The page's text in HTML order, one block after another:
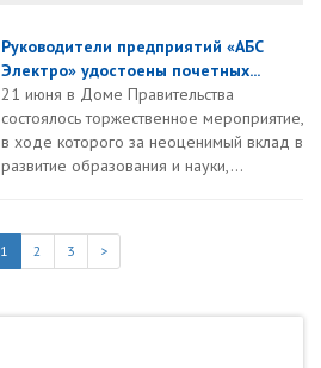
Руководители предприятий «АБС
Электро» удостоены почетных...
21 июня в Доме Правительства
состоялось торжественное мероприятие,
в ходе которого за неоценимый вклад в
развитие образования и науки,...
1 2 3 >